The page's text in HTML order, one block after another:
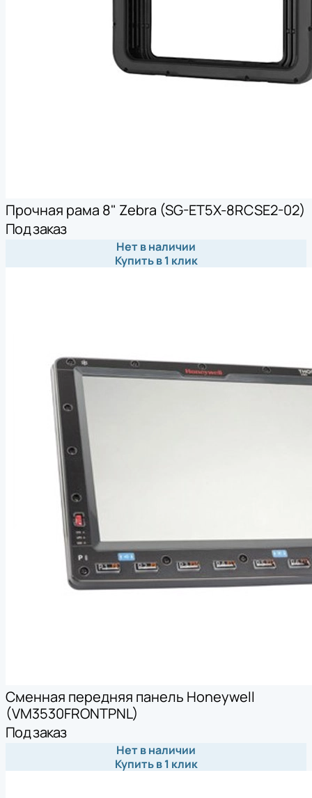
Прочная рама 8" Zebra (SG-ET5X-8RCSE2-02)
Под заказ
Нет в наличии
Купить в 1 клик
Сменная передняя панель Honeywell
(VM3530FRONTPNL)
Под заказ
Нет в наличии
Купить в 1 клик